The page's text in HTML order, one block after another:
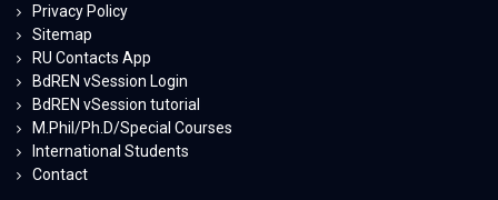
Privacy Policy
Sitemap
RU Contacts App
BdREN vSession Login
BdREN vSession tutorial
M.Phil/Ph.D/Special Courses
International Students
Contact